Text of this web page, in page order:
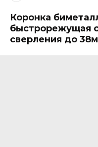
Коронка
быстрорежущая
сверления до